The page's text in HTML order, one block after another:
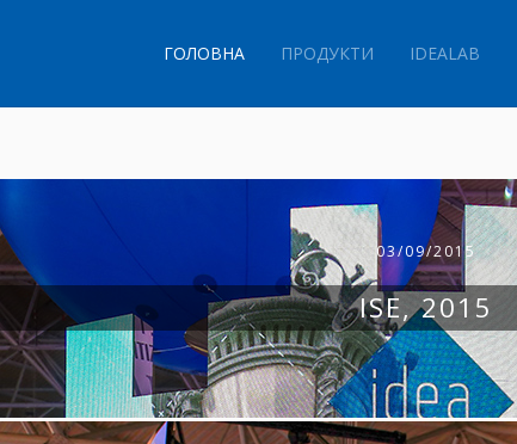
ГОЛОВНА ПРОДУКТИ IDEALAB
03/09/2015
ISE, 2015